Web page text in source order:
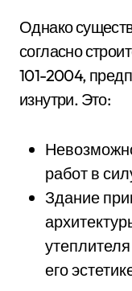
Однако
согласно
101-2004,
изнутри. Это:
работ в
Здание
его